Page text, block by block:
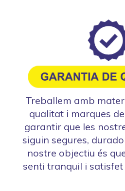
Treballem amb
qualitat i marques
garantir que les
siguin segures,
nostre objectiu és
senti tranquil i